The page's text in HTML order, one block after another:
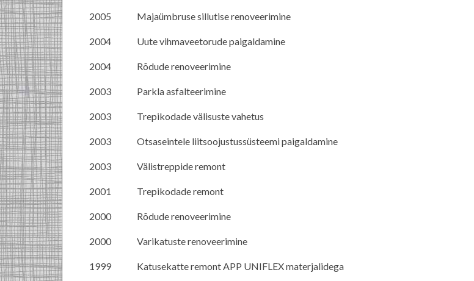
2005 Majaümbruse sillutise renoveerimine
2004 Uute vihmaveetorude paigaldamine
2004 Rõdude renoveerimine
2003 Parkla asfalteerimine
2003 Trepikodade välisuste vahetus
2003 Otsaseintele liitsoojustussüsteemi paigaldamine
2003 Välistreppide remont
2001 Trepikodade remont
2000 Rõdude renoveerimine
2000 Varikatuste renoveerimine
1999 Katusekatte remont APP UNIFLEX materjalidega